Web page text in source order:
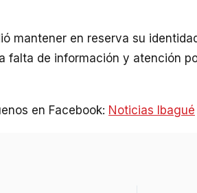
mantener en reserva su
falta de información y atención
en Facebook: Noticias Ibagué